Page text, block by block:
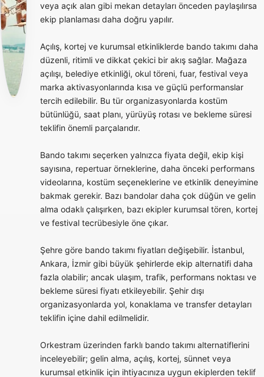
veya açık alan gibi mekan detayları önceden paylaşılırsa
ekip planlaması daha doğru yapılır.
Açılış, kortej ve kurumsal etkinliklerde bando takımı daha
düzenli, ritimli ve dikkat çekici bir akış sağlar. Mağaza
açılışı, belediye etkinliği, okul töreni, fuar, festival veya
marka aktivasyonlarında kısa ve güçlü performanslar
tercih edilebilir. Bu tür organizasyonlarda kostüm
bütünlüğü, saat planı, yürüyüş rotası ve bekleme süresi
teklifin önemli parçalarıdır.
Bando takımı seçerken yalnızca fiyata değil, ekip kişi
sayısına, repertuar örneklerine, daha önceki performans
videolarına, kostüm seçeneklerine ve etkinlik deneyimine
bakmak gerekir. Bazı bandolar daha çok düğün ve gelin
alma odaklı çalışırken, bazı ekipler kurumsal tören, kortej
ve festival tecrübesiyle öne çıkar.
Şehre göre bando takımı fiyatları değişebilir. İstanbul,
Ankara, İzmir gibi büyük şehirlerde ekip alternatifi daha
fazla olabilir; ancak ulaşım, trafik, performans noktası ve
bekleme süresi fiyatı etkileyebilir. Şehir dışı
organizasyonlarda yol, konaklama ve transfer detayları
teklifin içine dahil edilmelidir.
Orkestram üzerinden farklı bando takımı alternatiflerini
inceleyebilir; gelin alma, açılış, kortej, sünnet veya
kurumsal etkinlik için ihtiyacınıza uygun ekiplerden teklif